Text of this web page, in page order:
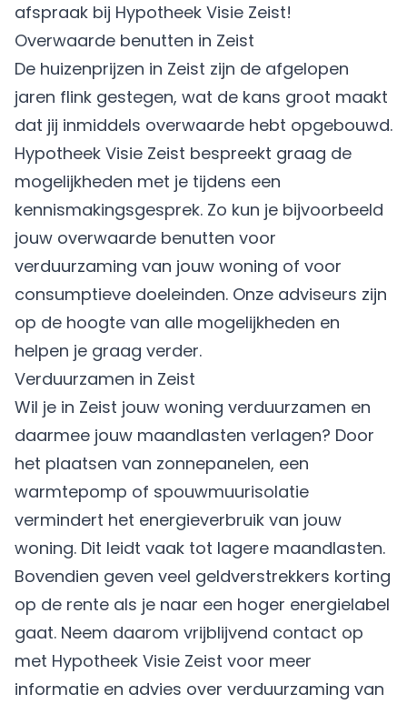
afspraak bij Hypotheek Visie Zeist!
Overwaarde benutten in Zeist
De huizenprijzen in Zeist zijn de afgelopen
jaren flink gestegen, wat de kans groot maakt
dat jij inmiddels overwaarde hebt opgebouwd.
Hypotheek Visie Zeist bespreekt graag de
mogelijkheden met je tijdens een
kennismakingsgesprek. Zo kun je bijvoorbeeld
jouw overwaarde benutten voor
verduurzaming van jouw woning of voor
consumptieve doeleinden. Onze adviseurs zijn
op de hoogte van alle mogelijkheden en
helpen je graag verder.
Verduurzamen in Zeist
Wil je in Zeist jouw woning verduurzamen en
daarmee jouw maandlasten verlagen? Door
het plaatsen van zonnepanelen, een
warmtepomp of spouwmuurisolatie
vermindert het energieverbruik van jouw
woning. Dit leidt vaak tot lagere maandlasten.
Bovendien geven veel geldverstrekkers korting
op de rente als je naar een hoger energielabel
gaat. Neem daarom vrijblijvend contact op
met Hypotheek Visie Zeist voor meer
informatie en advies over verduurzaming van